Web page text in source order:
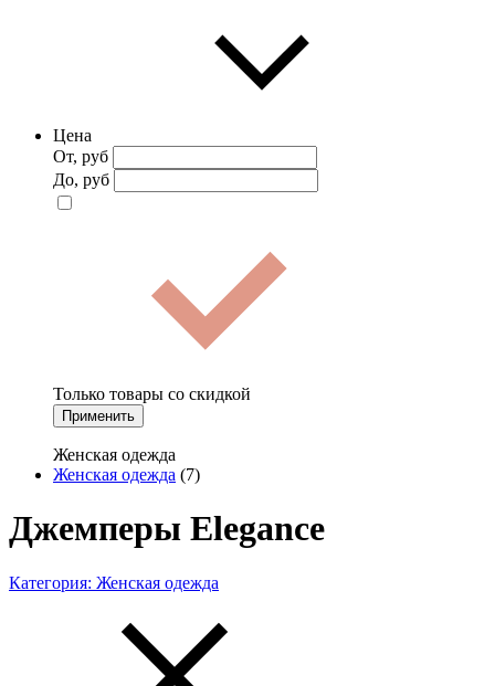
Цена
От, руб
До, руб
Только товары со скидкой
Применить
Женская одежда
Женская одежда (7)
Джемперы Elegance
Категория: Женская одежда